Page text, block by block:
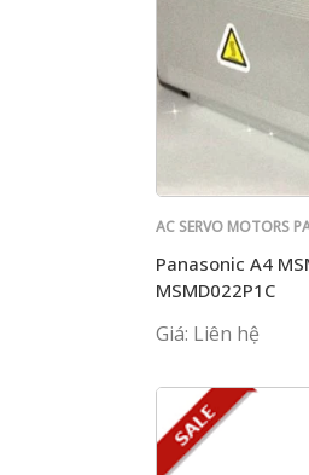
AC SERVO MOTORS
Panasonic A4
MSMD022P1C
Giá: Liên hệ